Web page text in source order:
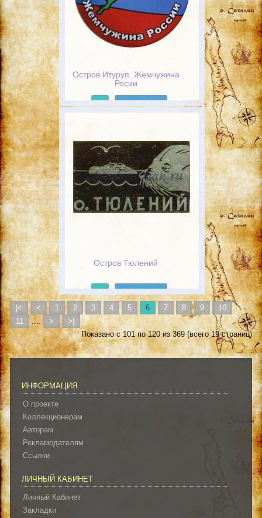
Остров Итуруп. Жемчужина
Росии
Остров Тюлений
|<
< 1 2 3 4 5 6 7 8 9
10
11
.... >
>|
Показано с 101 по 120 из 369 (всего 19 страниц)
ИНФОРМАЦИЯ
О проекте
Коллекционерам
Авторам
Рекламодателям
Ссылки
ЛИЧНЫЙ КАБИНЕТ
Личный Кабинет
Закладки